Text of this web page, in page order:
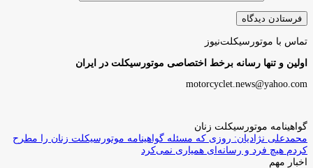
تماس با موتورسیکلت‌نیوز
اولین و تنها رسانه برخط اختصاصی موتورسیکلت در ایران
motorcyclet.news@yahoo.com
گواهینامه موتورسیکلت زنان
محمدعلی نژادیان: روزی که مسئله گواهینامه موتورسیکلت زنان را مطرح
کردم هیچ فرد و رسانه‌ای همیاری نمی‌کرد
اخبار مهم